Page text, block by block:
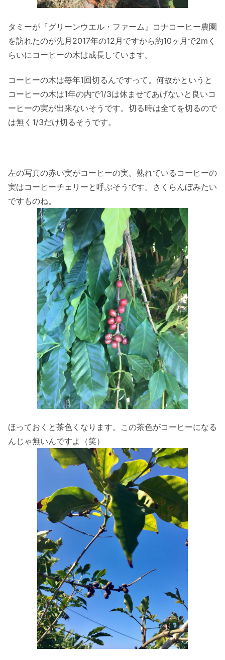
タミーが『グリーンウエル・ファーム』コナコーヒー農園
を訪れたのが先月2017年の12月ですから約10ヶ月で2mく
らいにコーヒーの木は成長しています。
コーヒーの木は毎年1回切るんですって。何故かというと
コーヒーの木は1年の内で1/3は休ませてあげないと良いコ
ーヒーの実が出来ないそうです。切る時は全てを切るので
は無く1/3だけ切るそうです。
左の写真の赤い実がコーヒーの実。熟れているコーヒーの
実はコーヒーチェリーと呼ぶそうです。さくらんぼみたい
ですものね。
ほっておくと茶色くなります。この茶色がコーヒーになる
んじゃ無いんですよ（笑）